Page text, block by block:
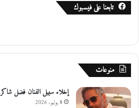
ت
ل
ب
ة
تابعنا على فيسبوك
منوعات
إخلاء سبيل الفنان فضل شاكر
8 يوليو، 2026